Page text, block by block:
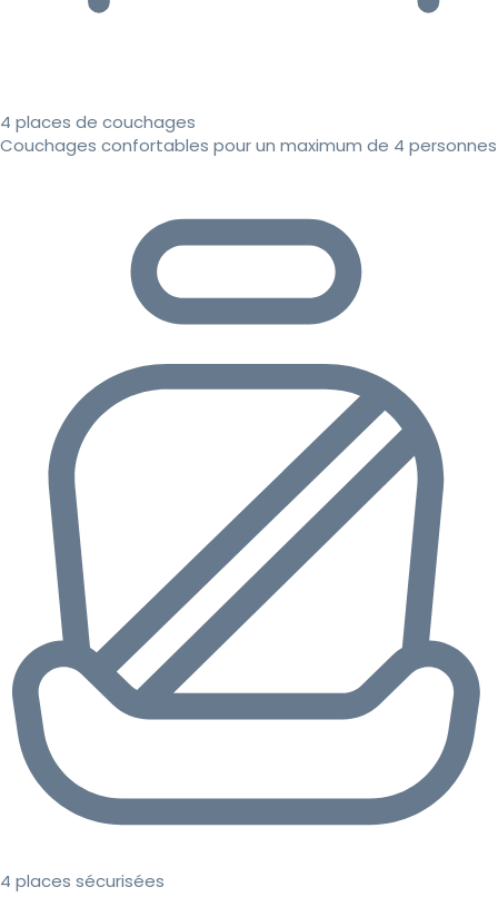
4 places de couchages
Couchages confortables pour un maximum de 4 personnes
4 places sécurisées